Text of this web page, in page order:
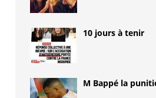
10 jours à tenir
M Bappé la